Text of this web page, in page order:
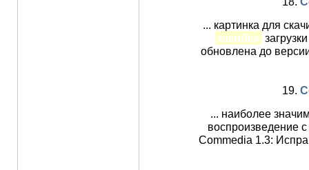
... картинка для
ошибка
обновлена до
19.
... наиболее
воспроизведение
Commedia 1.3: